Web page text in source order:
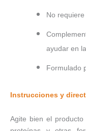
No requiere
ayudar en
Formulado
Instrucciones y
Agite bien el